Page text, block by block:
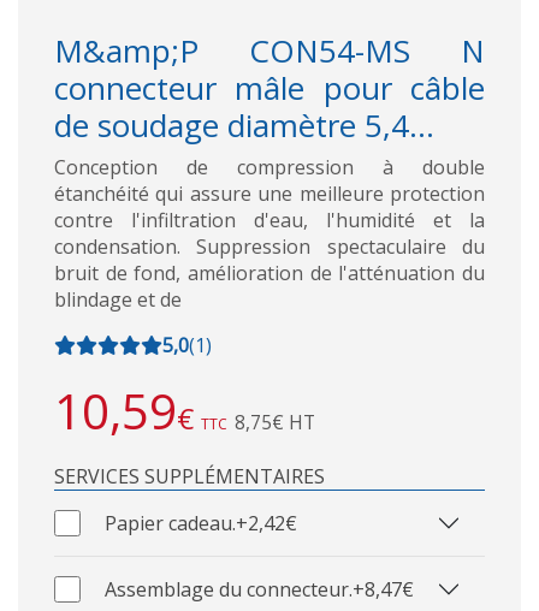
M&amp;P CON54-MS N
connecteur mâle pour câble
de soudage diamètre 5,4...
Conception de compression à double
étanchéité qui assure une meilleure protection
contre l'infiltration d'eau, l'humidité et la
condensation. Suppression spectaculaire du
bruit de fond, amélioration de l'atténuation du
blindage et de
5,0(1)
10,59€ TTC 8,75€ HT
SERVICES SUPPLÉMENTAIRES
Papier cadeau.+2,42€
Assemblage du connecteur.+8,47€